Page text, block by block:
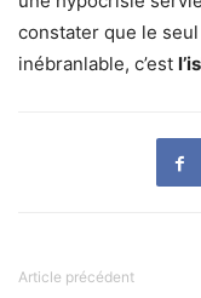
constater que le
inébranlable, c’est
Article précédent